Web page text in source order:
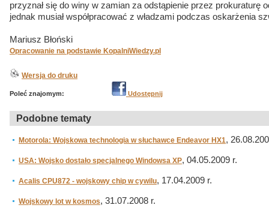
przyznał się do winy w zamian za odstąpienie przez prokuraturę
jednak musiał współpracować z władzami podczas oskarżenia
Mariusz Błoński
Opracowanie na podstawie KopalniWiedzy.pl
Wersja do druku
Poleć znajomym: Udostępnij
Podobne tematy
Motorola: Wojskowa technologia w słuchawce Endeavor HX1,
USA: Wojsko dostało specjalnego Windowsa XP, 04.05.2009 r.
Acalis CPU872 - wojskowy chip w cywilu, 17.04.2009 r.
Wojskowy lot w kosmos, 31.07.2008 r.